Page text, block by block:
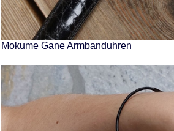
Mokume Gane Armbanduhren